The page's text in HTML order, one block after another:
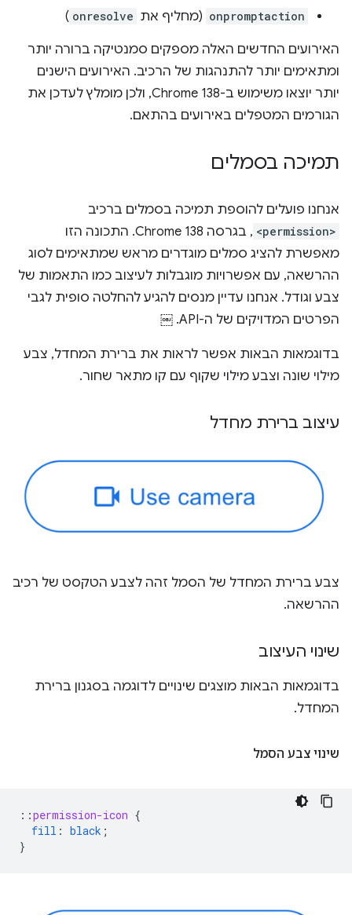
onpromptaction (מחליף את onresolve
)
האירועים החדשים האלה מספקים סמנטיקה ברורה יותר
ומתאימים יותר להתנהגות של הרכיב. האירועים הישנים
יותר יוצאו משימוש ב-Chrome 138, ולכן מומלץ לעדכן את
הגורמים המטפלים באירועים בהתאם.
תמיכה בסמלים
אנחנו פועלים להוספת תמיכה בסמלים ברכיב
<permission>
, בגרסה Chrome 138. התכונה הזו
מאפשרת להציג סמלים מוגדרים מראש שמתאימים לסוג
ההרשאה, עם אפשרויות מוגבלות לעיצוב כמו התאמות של
צבע וגודל. אנחנו עדיין מנסים להגיע להחלטה סופית לגבי
הפרטים המדויקים של ה-API. ￼
בדוגמאות הבאות אפשר לראות את ברירת המחדל, צבע
מילוי שונה וצבע מילוי שקוף עם קו מתאר שחור.
עיצוב ברירת מחדל
צבע ברירת המחדל של הסמל זהה לצבע הטקסט של רכיב
ההרשאה.
שינוי העיצוב
בדוגמאות הבאות מוצגים שינויים לדוגמה בסגנון ברירת
המחדל.
שינוי צבע הסמל
::permission-icon {
fill : black ;
}